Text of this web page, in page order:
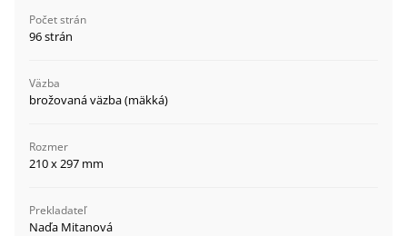
Počet strán
96 strán
Väzba
brožovaná väzba (mäkká)
Rozmer
210 x 297 mm
Prekladateľ
Naďa Mitanová